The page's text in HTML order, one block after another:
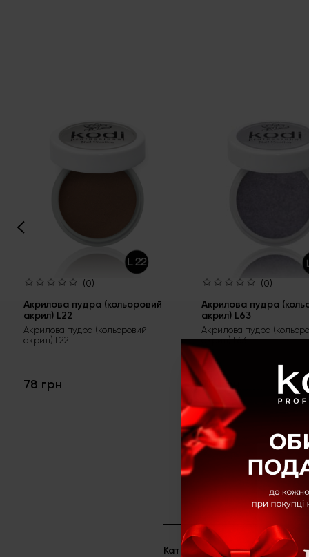
(0)
Акрилова пудра (кольоровий
акрил) L22
Акрилова пудра (кольоровий
акрил) L22
78 грн
(0)
Акрилова пудра
акрил) L63
Акрилова пудра
акрил) L63
78 грн
Категорія Акрилова